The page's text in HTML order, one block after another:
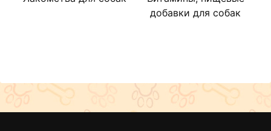
добавки для собак